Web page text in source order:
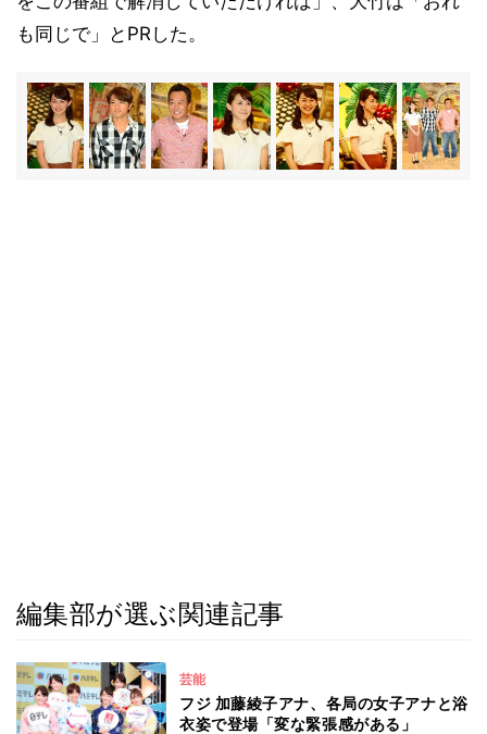
も同じで」とPRした。
編集部が選ぶ関連記事
芸能
フジ 加藤綾子アナ、各局の女子アナと浴
衣姿で登場「変な緊張感がある」